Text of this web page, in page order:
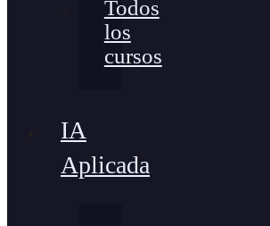
Todos
los
cursos
IA
Aplicada